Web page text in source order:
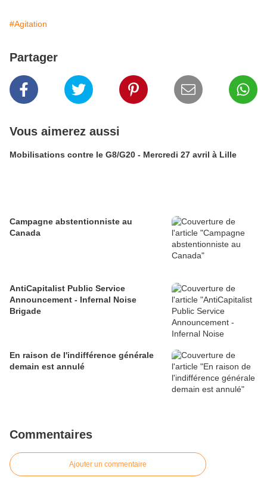
#Agitation
Partager
Vous aimerez aussi
Mobilisations contre le G8/G20 - Mercredi 27 avril à Lille
Campagne abstentionniste au
Canada
AntiCapitalist Public Service
Announcement - Infernal Noise
Brigade
En raison de l'indifférence générale
demain est annulé
Commentaires
Ajouter un commentaire